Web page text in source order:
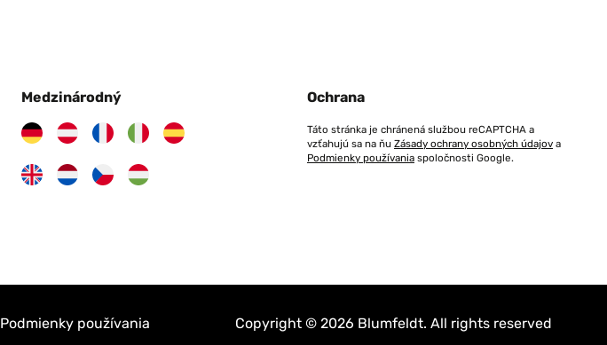
Medzinárodný Ochrana
Táto stránka je chránená službou reCAPTCHA a
vzťahujú sa na ňu Zásady ochrany osobných údajov a
Podmienky používania spoločnosti Google.
Podmienky používania Copyright © 2026 Blumfeldt. All rights reserved